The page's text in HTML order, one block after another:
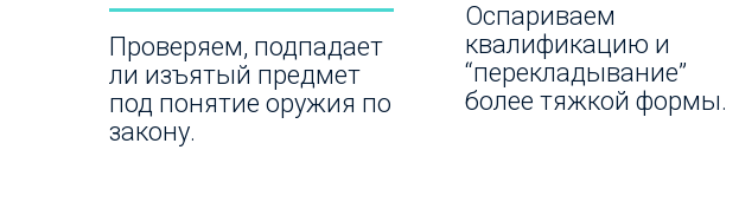
Проверяем, подпадает
ли изъятый предмет
под понятие оружия по
закону.
Оспариваем
квалификацию и
“перекладывание”
более тяжкой формы.